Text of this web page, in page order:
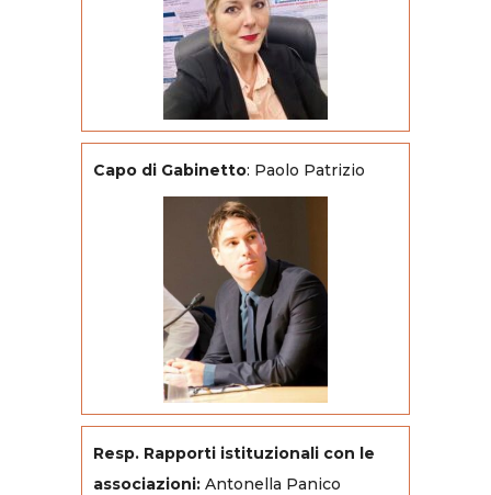
Capo di Gabinetto: Paolo Patrizio
Resp. Rapporti istituzionali con le
associazioni: Antonella Panico